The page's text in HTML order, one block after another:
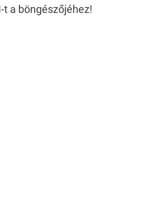
t a böngészőjéhez!